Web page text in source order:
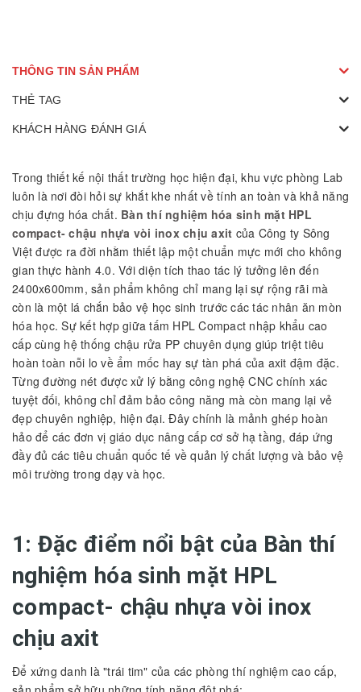
THÔNG TIN SẢN PHẨM
THẺ TAG
KHÁCH HÀNG ĐÁNH GIÁ
Trong thiết kế nội thất trường học hiện đại, khu vực phòng Lab
luôn là nơi đòi hỏi sự khắt khe nhất về tính an toàn và khả năng
chịu đựng hóa chất. Bàn thí nghiệm hóa sinh mặt HPL
compact- chậu nhựa vòi inox chịu axit của Công ty Sông
Việt được ra đời nhằm thiết lập một chuẩn mực mới cho không
gian thực hành 4.0. Với diện tích thao tác lý tưởng lên đến
2400x600mm, sản phẩm không chỉ mang lại sự rộng rãi mà
còn là một lá chắn bảo vệ học sinh trước các tác nhân ăn mòn
hóa học. Sự kết hợp giữa tấm HPL Compact nhập khẩu cao
cấp cùng hệ thống chậu rửa PP chuyên dụng giúp triệt tiêu
hoàn toàn nỗi lo về ẩm mốc hay sự tàn phá của axit đậm đặc.
Từng đường nét được xử lý bằng công nghệ CNC chính xác
tuyệt đối, không chỉ đảm bảo công năng mà còn mang lại vẻ
đẹp chuyên nghiệp, hiện đại. Đây chính là mảnh ghép hoàn
hảo để các đơn vị giáo dục nâng cấp cơ sở hạ tầng, đáp ứng
đầy đủ các tiêu chuẩn quốc tế về quản lý chất lượng và bảo vệ
môi trường trong dạy và học.
1: Đặc điểm nổi bật của Bàn thí
nghiệm hóa sinh mặt HPL
compact- chậu nhựa vòi inox
chịu axit
Để xứng danh là "trái tim" của các phòng thí nghiệm cao cấp,